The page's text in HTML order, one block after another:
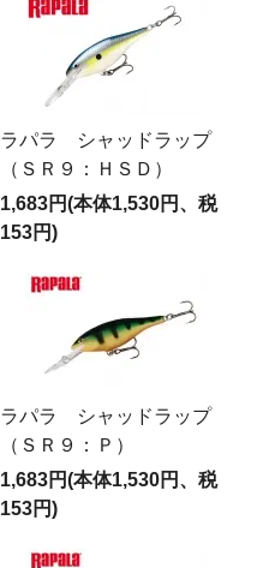
ラパラ シャッドラップ
（ＳＲ９：ＨＳＤ）
1,683円(本体1,530円、税
153円)
ラパラ シャッドラップ
（ＳＲ９：Ｐ）
1,683円(本体1,530円、税
153円)